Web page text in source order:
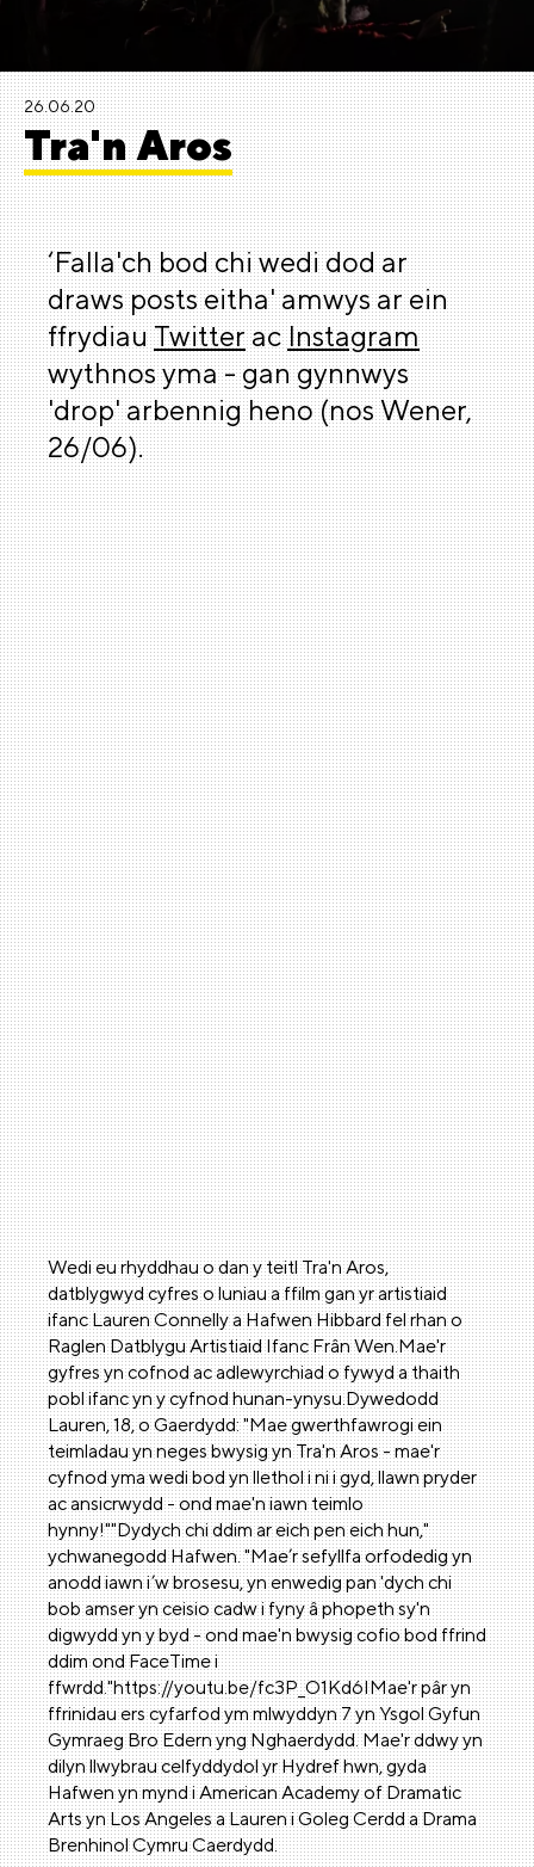
26.06.20
Tra'n Aros
‘Falla'ch bod chi wedi dod ar
draws posts eitha' amwys ar ein
ffrydiauTwitteracInstagram
wythnos yma - gan gynnwys
'drop' arbennig heno (nos Wener,
26/06).
Wedi eu rhyddhau o dan y teitl Tra'n Aros,
datblygwyd cyfres o luniau a ffilm gan yr artistiaid
ifanc Lauren Connelly a Hafwen Hibbard fel rhan o
Raglen Datblygu Artistiaid Ifanc Frân Wen.Mae'r
gyfres yn cofnod ac adlewyrchiad o fywyd a thaith
pobl ifanc yn y cyfnod hunan-ynysu.Dywedodd
Lauren, 18, o Gaerdydd: "Mae gwerthfawrogi ein
teimladau yn neges bwysig yn Tra'n Aros - mae'r
cyfnod yma wedi bod yn llethol i ni i gyd, llawn pryder
ac ansicrwydd - ond mae'n iawn teimlo
hynny!""Dydych chi ddim ar eich pen eich hun,"
ychwanegodd Hafwen. "Mae’r sefyllfa orfodedig yn
anodd iawn i’w brosesu, yn enwedig pan 'dych chi
bob amser yn ceisio cadw i fyny â phopeth sy'n
digwydd yn y byd - ond mae'n bwysig cofio bod ffrind
ddim ond FaceTime i
ffwrdd."https://youtu.be/fc3P_O1Kd6IMae'r pâr yn
ffrinidau ers cyfarfod ym mlwyddyn 7 yn Ysgol Gyfun
Gymraeg Bro Edern yng Nghaerdydd. Mae'r ddwy yn
dilyn llwybrau celfyddydol yr Hydref hwn, gyda
Hafwen yn mynd i American Academy of Dramatic
Arts yn Los Angeles a Lauren i Goleg Cerdd a Drama
Brenhinol Cymru Caerdydd.